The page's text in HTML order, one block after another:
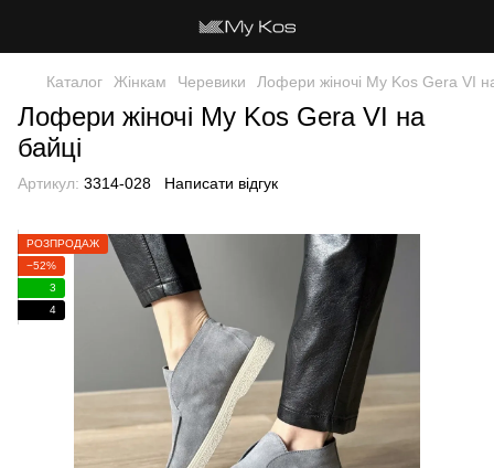
Каталог Жінкам Черевики Лофери жіночі My Kos Gera VI
Лофери жіночі My Kos Gera VI на
байці
Артикул: 3314-028 Написати відгук
РОЗПРОДАЖ
−52%
3
4